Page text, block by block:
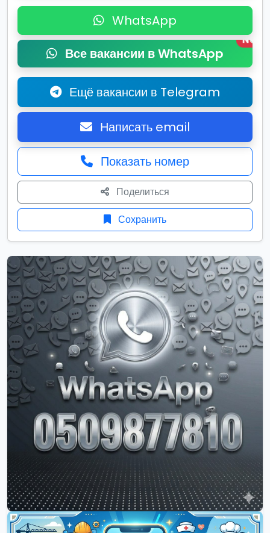
WhatsApp
Все вакансии в WhatsApp
New
Ещё вакансии в Telegram
Написать email
Показать номер
Поделиться
Сохранить